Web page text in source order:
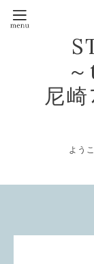
尼
よう